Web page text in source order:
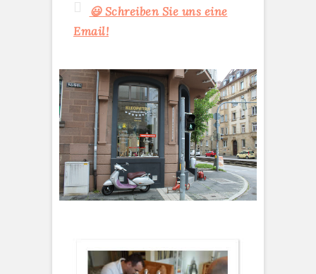
😃 Schreiben Sie uns eine
Email!